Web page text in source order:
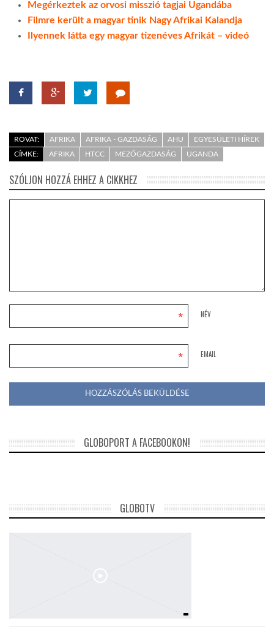
Megérkeztek az orvosi misszió tagjai Ugandába
Filmre került a magyar tinik Nagy Afrikai Kalandja
Ilyennek látta egy magyar tizenéves Afrikát – videó
ROVAT: AFRIKA AFRIKA - GAZDASÁG AHU
EGYESÜLETI HÍREK
CÍMKE:
AFRIKA HTCC MEZŐGAZDASÁG UGANDA
SZÓLJON HOZZÁ EHHEZ A CIKKHEZ
NÉV
*
EMAIL
*
GLOBOPORT A FACEBOOKON!
GLOBOTV